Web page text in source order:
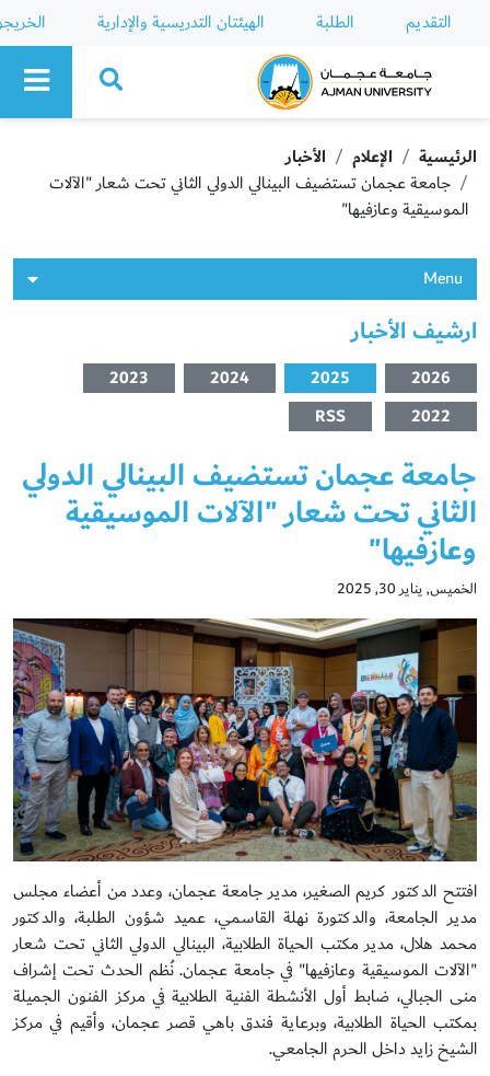
التقديم الطلبة الهيئتان التدريسية والإدارية
Ajman University
الرئيسية الإعلام
الأخبار
جامعة عجمان تستضيف البينالي الدولي الثاني تحت شعار "الآلات
الموسيقية وعازفيها"
Menu
ارشيف الأخبار
2026
2025
2024
2023
2022
RSS
جامعة عجمان تستضيف البينالي الدولي
الثاني تحت شعار "الآلات الموسيقية
وعازفيها"
الخميس, يناير 30, 2025
افتتح الدكتور كريم الصغير، مدير جامعة عجمان، وعدد من أعضاء مجلس
مدير الجامعة، والدكتورة نهلة القاسمي، عميد شؤون الطلبة، والدكتور
محمد هلال، مدير مكتب الحياة الطلابية، البينالي الدولي الثاني تحت شعار
"الآلات الموسيقية وعازفيها" في جامعة عجمان. نُظم الحدث تحت إشراف
منى الجبالي، ضابط أول الأنشطة الفنية الطلابية في مركز الفنون الجميلة
بمكتب الحياة الطلابية، وبرعاية فندق باهي قصر عجمان، وأقيم في مركز
الشيخ زايد داخل الحرم الجامعي.